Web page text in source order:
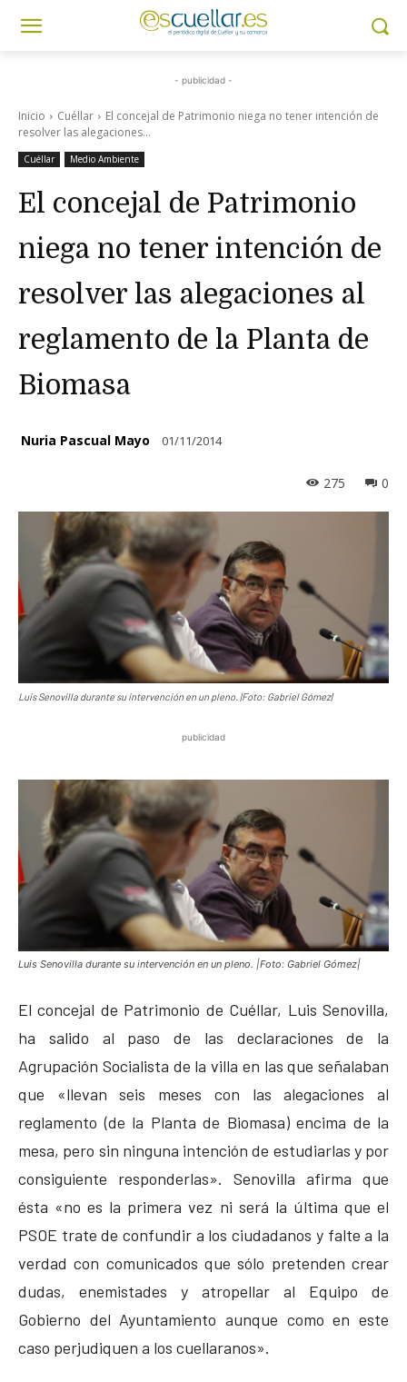
- publicidad -
Inicio Cuéllar
El concejal de Patrimonio niega no tener intención de
resolver las alegaciones...
Cuéllar Medio Ambiente
El concejal de Patrimonio
niega no tener intención de
resolver las alegaciones al
reglamento de la Planta de
Biomasa
Nuria Pascual Mayo 01/11/2014
0
275
Luis Senovilla durante su intervención en un pleno. |Foto: Gabriel Gómez|
publicidad
Luis Senovilla durante su intervención en un pleno. |Foto: Gabriel Gómez|
El concejal de Patrimonio de Cuéllar, Luis Senovilla,
ha salido al paso de las declaraciones de la
Agrupación Socialista de la villa en las que señalaban
que «llevan seis meses con las alegaciones al
reglamento (de la Planta de Biomasa) encima de la
mesa, pero sin ninguna intención de estudiarlas y por
consiguiente responderlas». Senovilla afirma que
ésta «no es la primera vez ni será la última que el
PSOE trate de confundir a los ciudadanos y falte a la
verdad con comunicados que sólo pretenden crear
dudas, enemistades y atropellar al Equipo de
Gobierno del Ayuntamiento aunque como en este
caso perjudiquen a los cuellaranos».